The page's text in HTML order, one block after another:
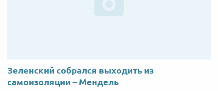
Зеленский собрался выходить из
самоизоляции – Мендель